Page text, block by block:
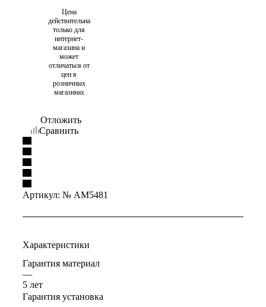
Цена
действительна
только для
интернет-
магазина и
может
отличаться от
цен в
розничных
магазинах
Отложить
Сравнить
Артикул: № AM5481
Характеристики
Гарантия материал
—
5 лет
Гарантия установка